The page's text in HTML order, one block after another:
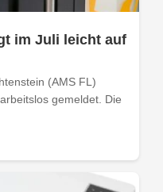
im Juli leicht auf
(AMS FL)
gemeldet. Die